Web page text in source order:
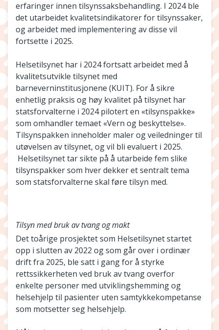
erfaringer innen tilsynssaksbehandling. I 2024 ble
det utarbeidet kvalitetsindikatorer for tilsynssaker,
og arbeidet med implementering av disse vil
fortsette i 2025.
Helsetilsynet har i 2024 fortsatt arbeidet med å
kvalitetsutvikle tilsynet med
barneverninstitusjonene (KUIT). For å sikre
enhetlig praksis og høy kvalitet på tilsynet har
statsforvalterne i 2024 pilotert en «tilsynspakke»
som omhandler temaet «Vern og beskyttelse».
Tilsynspakken inneholder maler og veiledninger til
utøvelsen av tilsynet, og vil bli evaluert i 2025.
Helsetilsynet tar sikte på å utarbeide fem slike
tilsynspakker som hver dekker et sentralt tema
som statsforvalterne skal føre tilsyn med.
Tilsyn med bruk av tvang og makt
Det toårige prosjektet som Helsetilsynet startet
opp i slutten av 2022 og som går over i ordinær
drift fra 2025, ble satt i gang for å styrke
rettssikkerheten ved bruk av tvang overfor
enkelte personer med utviklingshemming og
helsehjelp til pasienter uten samtykkekompetanse
som motsetter seg helsehjelp.